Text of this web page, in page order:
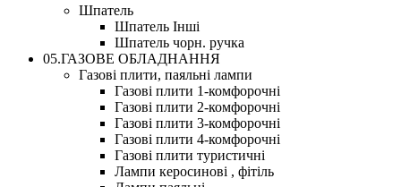
Шпатель
Шпатель Інші
Шпатель чорн. ручка
05.ГАЗОВЕ ОБЛАДНАННЯ
Газові плити, паяльні лампи
Газові плити 1-комфорочні
Газові плити 2-комфорочні
Газові плити 3-комфорочні
Газові плити 4-комфорочні
Газові плити туристичні
Лампи керосинові , фітіль